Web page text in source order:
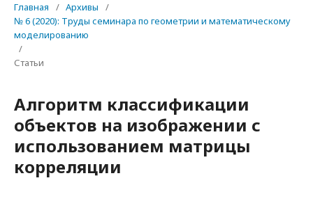
Главная / Архивы
/
№ 6 (2020): Труды семинара по геометрии и математическому
моделированию
/
Статьи
Алгоритм классификации
объектов на изображении с
использованием матрицы
корреляции